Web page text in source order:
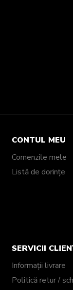
CONTUL MEU
Comenzile mele
Listă de dorințe
SERVICII
Informații livrare
Politică retur /